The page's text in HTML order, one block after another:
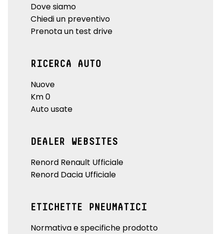
Dove siamo
Chiedi un preventivo
Prenota un test drive
RICERCA AUTO
Nuove
Km 0
Auto usate
DEALER WEBSITES
Renord Renault Ufficiale
Renord Dacia Ufficiale
ETICHETTE PNEUMATICI
Normativa e specifiche prodotto